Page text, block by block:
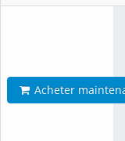
Acheter